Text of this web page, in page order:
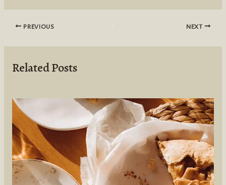
PREVIOUS NEXT
Related Posts